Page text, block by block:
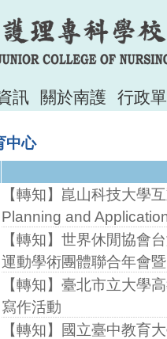
訊 關於南護 行政
中心
【轉知】崑山科技大學
Planning and
【轉知】世界休閒協會
運動學術團體聯合年會暨
【轉知】臺北市立大學
寫作活動
【轉知】國立臺中教育